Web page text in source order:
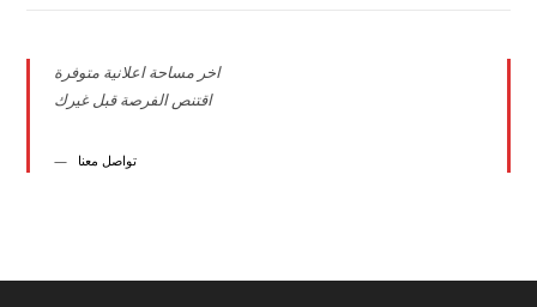
اخر مساحة اعلانية متوفرة
اقتنص الفرصة قبل غيرك
تواصل معنا